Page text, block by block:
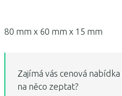
80 mm x 60 mm x 15 mm
Zajímá vás cenová
na něco zeptat?